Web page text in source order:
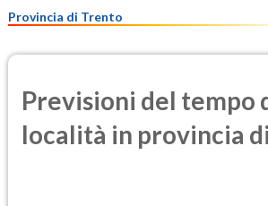
Provincia di Trento
Previsioni del tempo
località in provincia